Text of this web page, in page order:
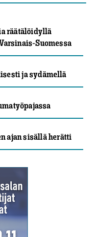
räätälöidyllä
Suomessa
ja sydämellä
ajan sisällä herätti